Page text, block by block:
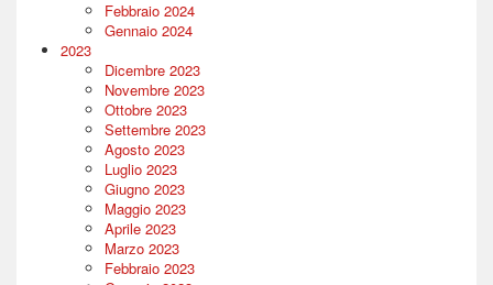
Febbraio 2024
Gennaio 2024
2023
Dicembre 2023
Novembre 2023
Ottobre 2023
Settembre 2023
Agosto 2023
Luglio 2023
Giugno 2023
Maggio 2023
Aprile 2023
Marzo 2023
Febbraio 2023